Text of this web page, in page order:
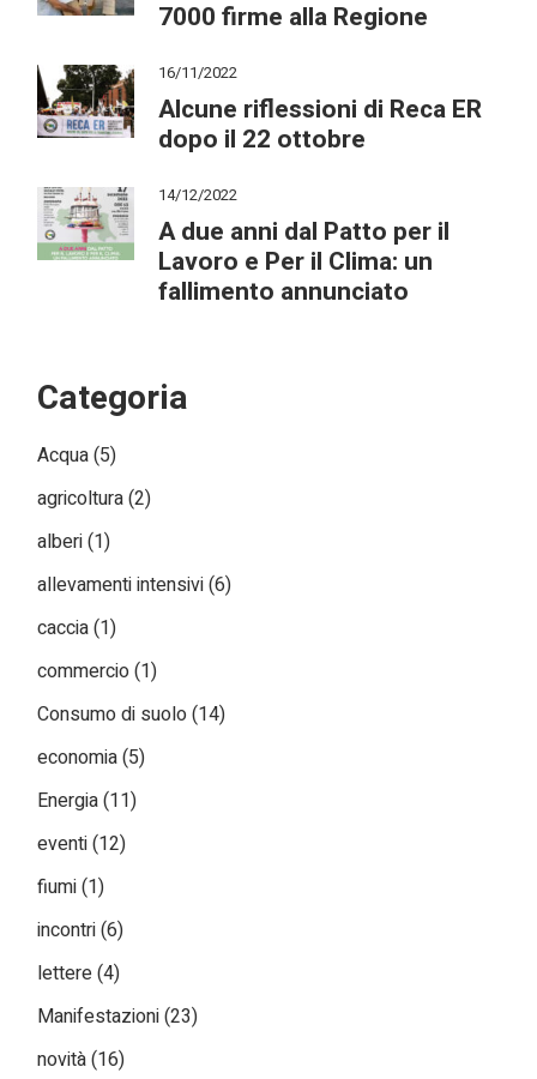
7000 firme alla Regione
16/11/2022
Alcune riflessioni di Reca ER
dopo il 22 ottobre
14/12/2022
A due anni dal Patto per il
Lavoro e Per il Clima: un
fallimento annunciato
Categoria
Acqua(5)
agricoltura(2)
alberi(1)
allevamenti intensivi(6)
caccia(1)
commercio(1)
Consumo di suolo(14)
economia(5)
Energia(11)
eventi(12)
fiumi(1)
incontri(6)
lettere(4)
Manifestazioni(23)
novità(16)